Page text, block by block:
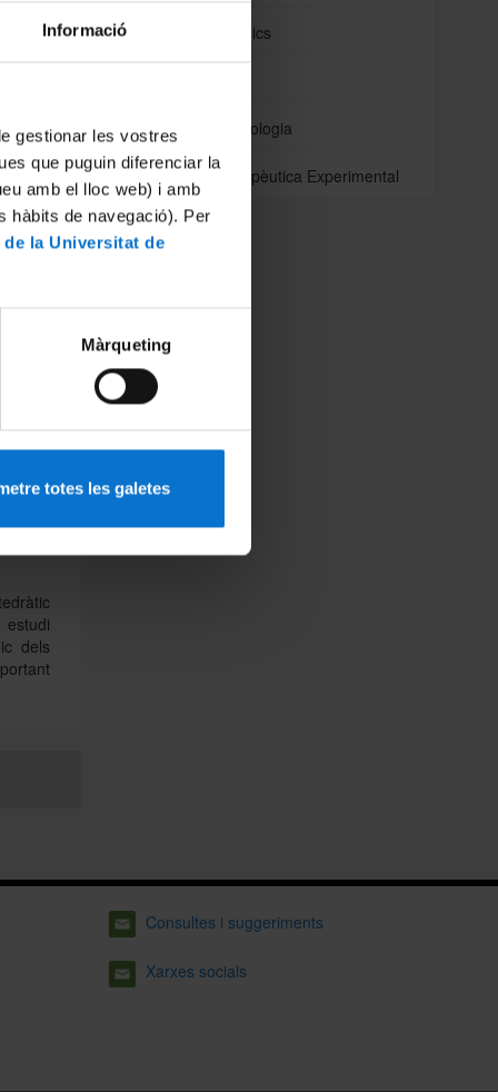
Informació
gestionar les vostres
que puguin diferenciar la
amb el lloc web) i amb
hàbits de navegació). Per
la Universitat de
Màrqueting
totes les galetes
que
en
de
es
els
pogut
en els
ja
la
dels
Fonaments Clinics
Odontoestomatologia
Patologia i Terapèutica Experimental
Consultes i suggeriments
Xarxes socials